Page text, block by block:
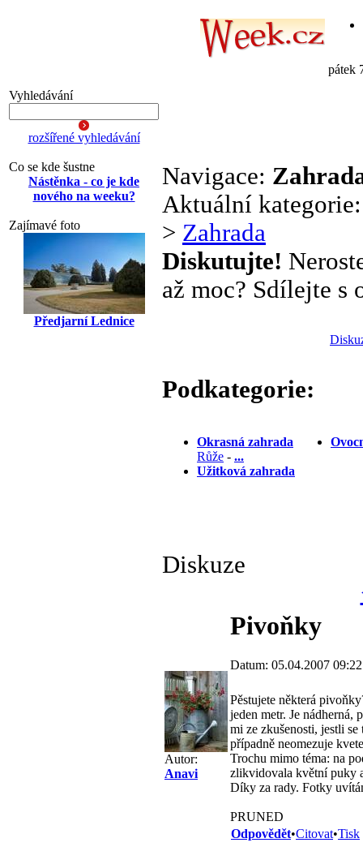
pátek
Vyhledávání
rozšířené vyhledávání
Co se kde šustne
Nástěnka - co je kde
nového na weeku?
Zajímavé foto
Předjarní Lednice
Navigace:
Aktuální
> Zahrada
Diskutujte!
až moc? Sdílejte s
Podkategorie:
Okrasná zahrada
Růže - ...
Užitková zahrada
Diskuze
Autor:
Anavi
Pivoňky
Datum: 05.04.2007 09:22
Pěstujete některá
jeden metr. Je nádherná,
mi ze zkušenosti, jestli
případně neomezuje
Trochu mimo téma: na
zlikvidovala květní puky
Díky za rady. Fotky
PRUNED
Odpovědět•Citovat•Tisk